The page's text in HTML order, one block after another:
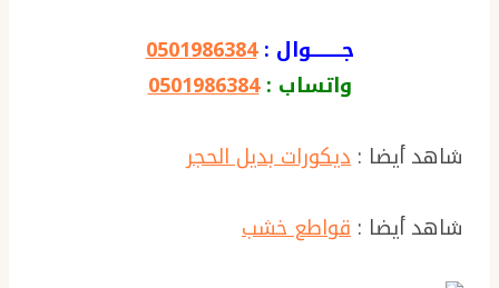
جـــــــــوال :0501986384
واتساب :0501986384
شاهد أيضا : ديكورات بديل الحجر
شاهد أيضا : قواطع خشب